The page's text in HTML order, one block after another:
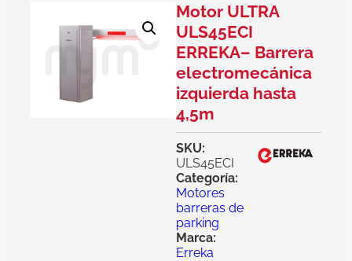
Motor ULTRA
ULS45ECI
ERREKA– Barrera
electromecánica
izquierda hasta
4,5m
SKU:
ULS45ECI
Categoría:
Motores
barreras de
parking
Marca:
Erreka